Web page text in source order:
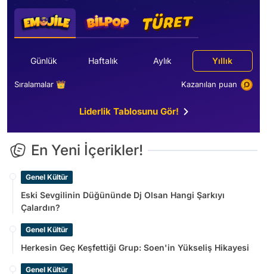
Günlük Haftalık Aylık Yıllık
Sıralamalar 👑 Kazanılan puan
Liderlik Tablosunu Gör!
En Yeni İçerikler!
Genel Kültür
Eski Sevgilinin Düğününde Dj Olsan Hangi Şarkıyı
Çalardın?
Genel Kültür
Herkesin Geç Keşfettiği Grup: Soen'in Yükseliş Hikayesi
Genel Kültür